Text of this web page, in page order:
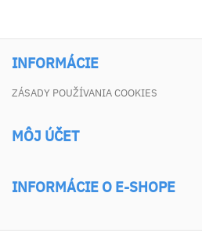
INFORMÁCIE
ZÁSADY POUŽÍVANIA COOKIES
MÔJ ÚČET
INFORMÁCIE O E-SHOPE